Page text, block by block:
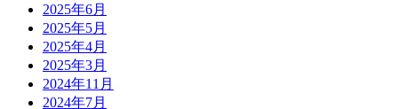
2025年6月
2025年5月
2025年4月
2025年3月
2024年11月
2024年7月